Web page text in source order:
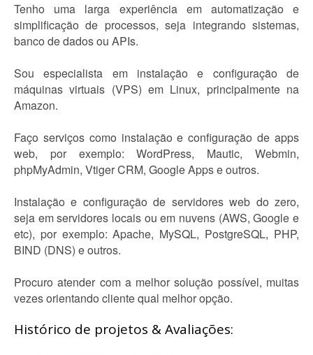
Tenho uma larga experiência em automatização e
simplificação de processos, seja integrando sistemas,
banco de dados ou APIs.
Sou especialista em instalação e configuração de
máquinas virtuais (VPS) em Linux, principalmente na
Amazon.
Faço serviços como instalação e configuração de apps
web, por exemplo: WordPress, Mautic, Webmin,
phpMyAdmin, Vtiger CRM, Google Apps e outros.
Instalação e configuração de servidores web do zero,
seja em servidores locais ou em nuvens (AWS, Google e
etc), por exemplo: Apache, MySQL, PostgreSQL, PHP,
BIND (DNS) e outros.
Procuro atender com a melhor solução possível, muitas
vezes orientando cliente qual melhor opção.
Histórico de projetos & Avaliações: